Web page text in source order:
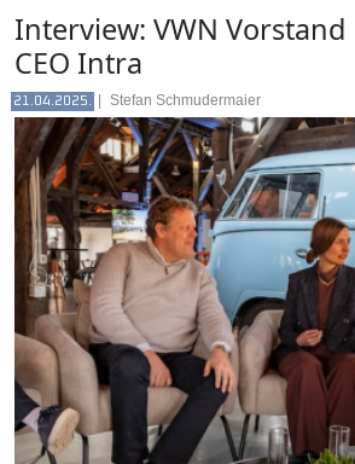
Interview: VWN Vorstand
CEO Intra
21.04.2025. Stefan Schmudermaier